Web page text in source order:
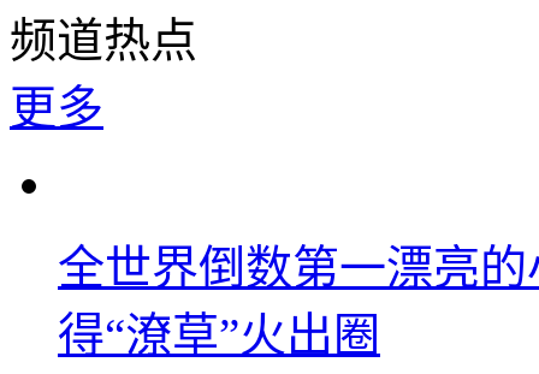
频道热点
更多
全世界倒数第一漂亮
得“潦草”火出圈